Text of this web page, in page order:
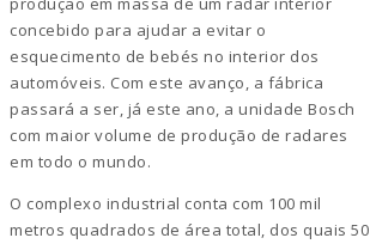
concebido para ajudar a evitar o
esquecimento de bebés no interior dos
automóveis. Com este avanço, a fábrica
passará a ser, já este ano, a unidade Bosch
com maior volume de produção de radares
em todo o mundo.
O complexo industrial conta com 100 mil
metros quadrados de área total, dos quais 50